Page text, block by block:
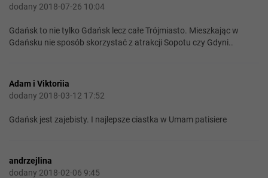
dodany 2018-07-26 10:04
Gdańsk to nie tylko Gdańsk lecz całe Trójmiasto. Mieszkając w
Gdańsku nie sposób skorzystać z atrakcji Sopotu czy Gdyni..
Adam i Viktoriia
dodany 2018-03-12 17:52
Gdańsk jest zajebisty. I najlepsze ciastka w Umam patisiere
andrzejlina
dodany 2018-02-06 9:45